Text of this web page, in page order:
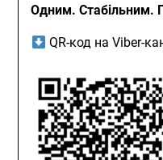
Одним. Стабільним.
QR-код на Viber-